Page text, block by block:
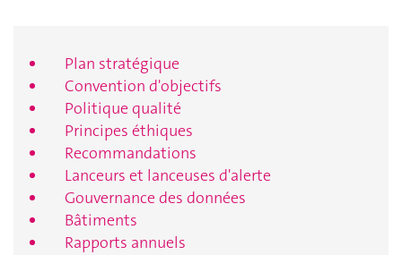
Plan stratégique
Convention d'objectifs
Politique qualité
Principes éthiques
Recommandations
Lanceurs et lanceuses d'alerte
Gouvernance des données
Bâtiments
Rapports annuels